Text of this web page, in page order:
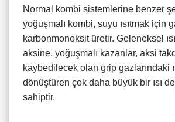
Normal kombi sistemlerine benzer
yoğuşmalı kombi, suyu ısıtmak için
karbonmonoksit üretir. Geleneksel
aksine, yoğuşmalı kazanlar, aksi
kaybedilecek olan grip gazlarındaki
dönüştüren çok daha büyük bir ısı
sahiptir.